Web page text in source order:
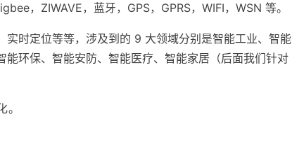
，ZIWAVE，蓝牙，GPS，GPRS，WIFI，WSN 等。
实时定位等等，涉及到的 9 大领域分别是智能工业、智能
环保、智能安防、智能医疗、智能家居（后面我们针对